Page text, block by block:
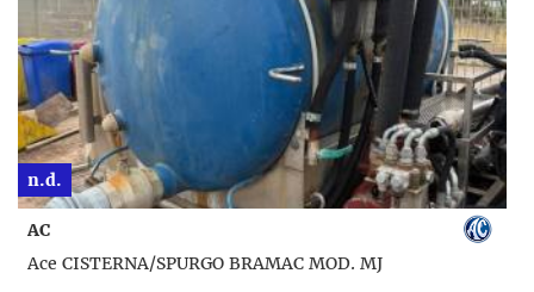
n.d.
AC
Ace CISTERNA/SPURGO BRAMAC MOD. MJ